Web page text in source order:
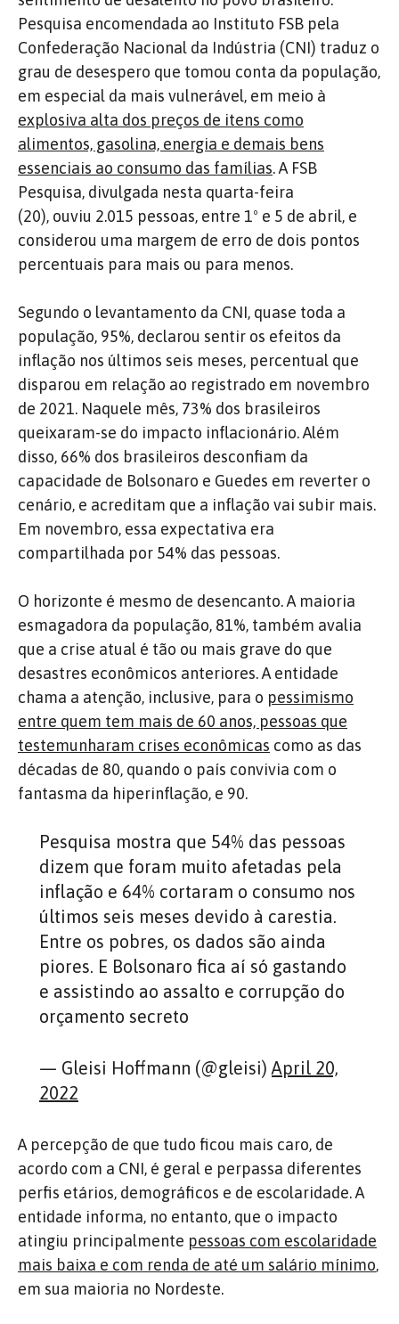
Pesquisa encomendada ao Instituto FSB pela
Confederação Nacional da Indústria (CNI) traduz o
grau de desespero que tomou conta da população,
em especial da mais vulnerável, em meio à
explosiva alta dos preços de itens como
alimentos, gasolina, energia e demais bens
essenciais ao consumo das famílias. A FSB
Pesquisa, divulgada nesta quarta-feira
(20), ouviu 2.015 pessoas, entre 1º e 5 de abril, e
considerou uma margem de erro de dois pontos
percentuais para mais ou para menos.
Segundo o levantamento da CNI, quase toda a
população, 95%, declarou sentir os efeitos da
inflação nos últimos seis meses, percentual que
disparou em relação ao registrado em novembro
de 2021. Naquele mês, 73% dos brasileiros
queixaram-se do impacto inflacionário. Além
disso, 66% dos brasileiros desconfiam da
capacidade de Bolsonaro e Guedes em reverter o
cenário, e acreditam que a inflação vai subir mais.
Em novembro, essa expectativa era
compartilhada por 54% das pessoas.
O horizonte é mesmo de desencanto. A maioria
esmagadora da população, 81%, também avalia
que a crise atual é tão ou mais grave do que
desastres econômicos anteriores. A entidade
chama a atenção, inclusive, para o pessimismo
entre quem tem mais de 60 anos, pessoas que
testemunharam crises econômicas como as das
décadas de 80, quando o país convivia com o
fantasma da hiperinflação, e 90.
Pesquisa mostra que 54% das pessoas
dizem que foram muito afetadas pela
inflação e 64% cortaram o consumo nos
últimos seis meses devido à carestia.
Entre os pobres, os dados são ainda
piores. E Bolsonaro fica aí só gastando
e assistindo ao assalto e corrupção do
orçamento secreto
— Gleisi Hoffmann (@gleisi) April 20,
2022
A percepção de que tudo ficou mais caro, de
acordo com a CNI, é geral e perpassa diferentes
perfis etários, demográficos e de escolaridade. A
entidade informa, no entanto, que o impacto
atingiu principalmente pessoas com escolaridade
mais baixa e com renda de até um salário mínimo,
em sua maioria no Nordeste.